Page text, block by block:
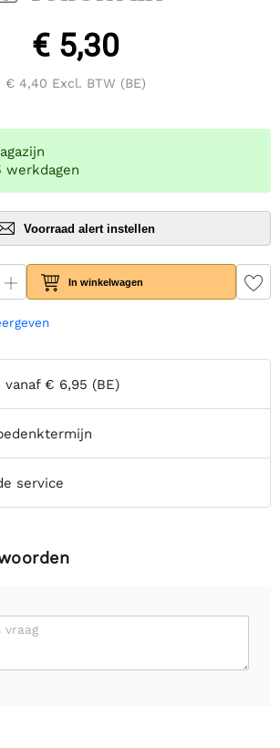
€ 5,30
€ 4,40 Excl. BTW (BE)
Voorraad alert instellen
In winkelwagen
vanaf € 6,95 (BE)
service
vraag